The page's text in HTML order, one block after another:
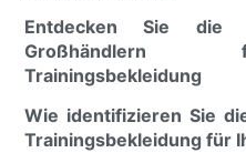
Entdecken Sie die
Großhändlern
Trainingsbekleidung
Wie identifizieren Sie
Trainingsbekleidung für